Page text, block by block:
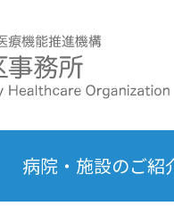
病院・施設のご紹